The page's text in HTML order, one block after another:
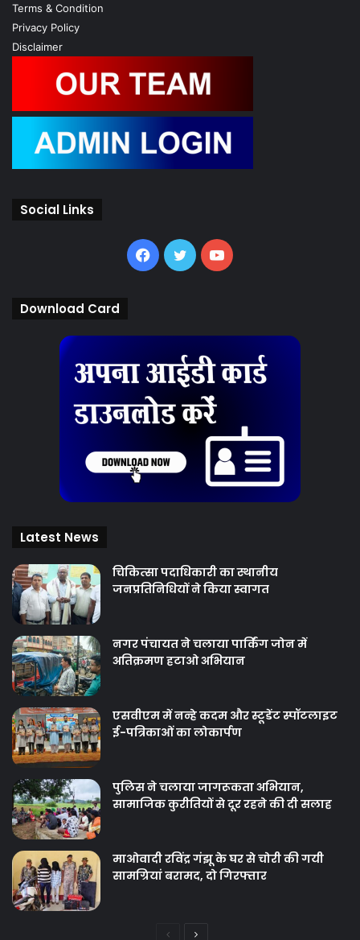
Terms & Condition
Privacy Policy
Disclaimer
Social Links
Facebook
TwitterYouTube
Download Card
Latest News
चिकित्‍सा पदाधिकारी का स्थानीय
जनप्रतिनिधियों ने किया स्वागत
नगर पंचायत ने चलाया पार्किंग जोन में
अतिक्रमण हटाओ अभियान
एसवीएम में नन्हे कदम और स्टूडेंट स्पॉटलाइट
ई-पत्रिकाओं का लोकार्पण
पुलिस ने चलाया जागरूकता अभियान,
सामाजिक कुरीतियों से दूर रहने की दी सलाह
माओवादी रविंद्र गंझू के घर से चोरी की गयी
सामग्रियां बरामद, दो गिरफ्तार
PreviousNext